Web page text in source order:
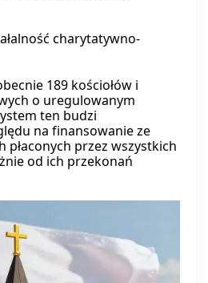
charytatywno-
189 kościołów i
o uregulowanym
ten budzi
na finansowanie ze
przez wszystkich
od ich przekonań